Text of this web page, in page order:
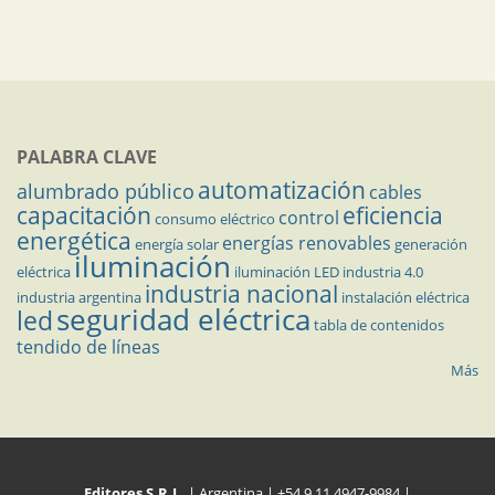
PALABRA CLAVE
alumbrado público automatización cables
capacitación consumo eléctrico control eficiencia
energética energía solar energías renovables generación
eléctricailuminación iluminación LED industria 4.0
industria argentina industria nacional instalación eléctrica
ledseguridad eléctrica tabla de contenidos
tendido de líneas
Más